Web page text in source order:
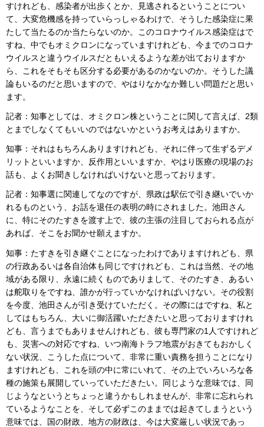
すけれども、感染者が出歩くとか、見逃されるということについ
て、大変危機感を持っていらっしゃるわけで、そうした感染症に果
たして当たるのか当たらないのか。このコロナウイルス感染症はで
すね、中でもオミクロンになっていますけれども、今までのコロナ
ウイルスと違うウイルスだともいえるような差が出ておりますか
ら、これをそもそも区分する必要があるのかないのか。そうした議
論もいるのだと思いますので、やはりなかなか難しい問題だと思い
ます。
記者：知事としては、オミクロン株ということに関して言えば、2類
とまでしなくてもいいのではないかというお考えはありますか。
知事：それはもちろんありますけれども、それに伴って生ずるデメ
リットといいますか、反作用といいますか、やはり医療の現場のお
話も、よくお聞きしなければいけないと思っております。
記者：知事選に関連してなのですが、県政は駅伝で引き継いでいか
れるものという、お話を退任の表明の時にされました。池田さん
に、特にそのたすきを渡す上で、彼の主張の注目しておられる点が
あれば、そこをお聞かせ願えますか。
知事：たすきを引き継ぐことになったわけでありますけれども、県
の行政あるいは各自治体も同じですけれども、これは当然、その地
域がある限り、永遠に続くものでありまして、そのたすき、あるい
は舵取りをですね、誰かが行っていかなければいけない。その役割
を今度、池田さんが引き受けていただく。その際にはですね、私と
してはもちろん、大いに御活躍いただきたいと思っておりますけれ
ども、言うまでもありませんけれども、彼も専門家の1人ですけれど
も、災害への対応ですね、いつ南海トラフ地震がおきてもおかしく
ない状況、こうした点について、非常に重い責務を担うことになり
ますけれども、これを頭の中に常にいれて、その上でいろいろな各
種の施策も展開していっていただきたい。同じような意味では、同
じようなというとちょっと違うかもしれませんが、非常に忘れられ
ているようなことを、そして必ずこのままでは起きてしまうという
意味では、国の財政、地方の財政は、今は大変厳しい状況であっ